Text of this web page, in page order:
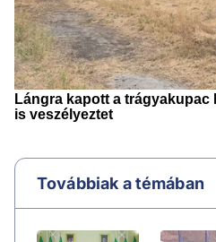
Továbbiak a témában